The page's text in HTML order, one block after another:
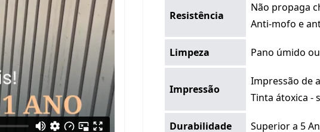
Resistência
Não propaga
Anti-mofo e
Limpeza Pano úmido
Impressão
Impressão de
Tinta átoxica -
Durabilidade Superior a 5